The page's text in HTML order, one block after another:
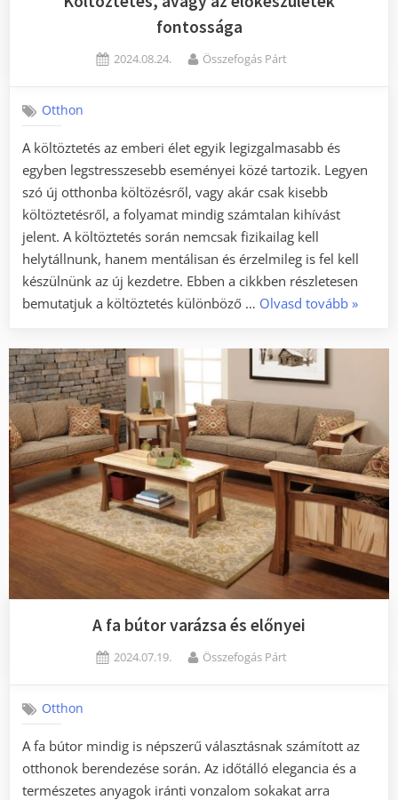
fontossága
Posted
2024.08.24. By
Összefogás Párt
Otthon
A költöztetés az emberi élet egyik legizgalmasabb és
egyben legstresszesebb eseményei közé tartozik. Legyen
szó új otthonba költözésről, vagy akár csak kisebb
költöztetésről, a folyamat mindig számtalan kihívást
jelent. A költöztetés során nemcsak fizikailag kell
helytállnunk, hanem mentálisan és érzelmileg is fel kell
készülnünk az új kezdetre. Ebben a cikkben részletesen
bemutatjuk a költöztetés különböző … Olvasd tovább
az
»
A fa bútor varázsa és előnyei
Posted
2024.07.19. By
Összefogás Párt
Otthon
A fa bútor mindig is népszerű választásnak számított az
otthonok berendezése során. Az időtálló elegancia és a
természetes anyagok iránti vonzalom sokakat arra